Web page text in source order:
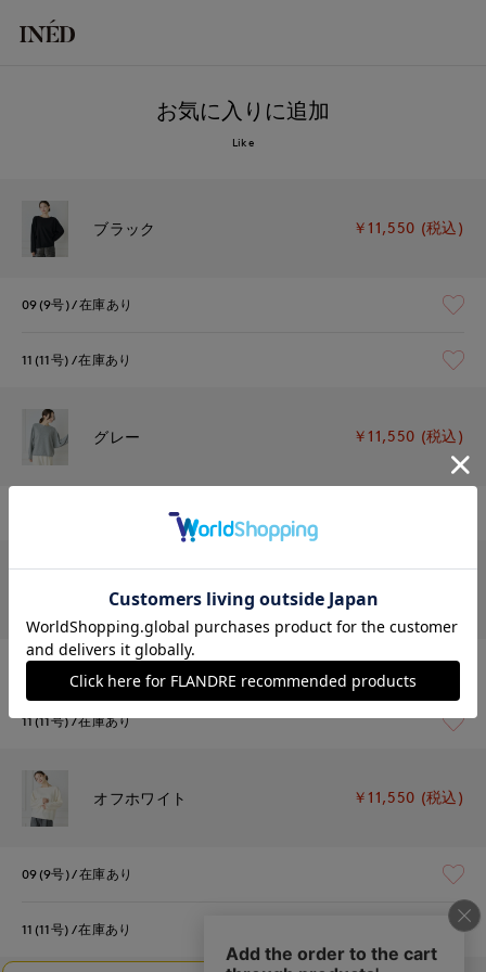
お気に入りに追加
Like
ブラック ￥11,550 (税込)
09(9号) 在庫あり
11(11号) 在庫あり
グレー ￥11,550 (税込)
チャコールグレー
09(9号) 在庫あり
11(11号) 在庫あり
オフホワイト ￥11,550 (税込)
09(9号) 在庫あり
11(11号) 在庫あり